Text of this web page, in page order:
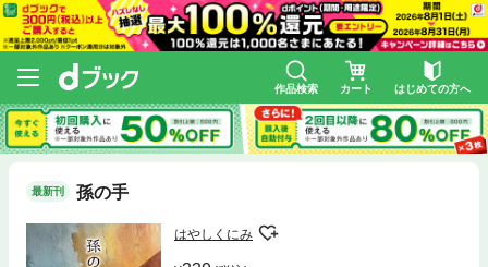
作品検索 カート はじめての方へ
最新刊 孫の手
はやしくにみ